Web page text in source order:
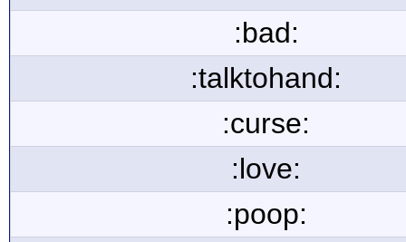
:bad:
:talktohand:
:curse:
:love:
:poop: